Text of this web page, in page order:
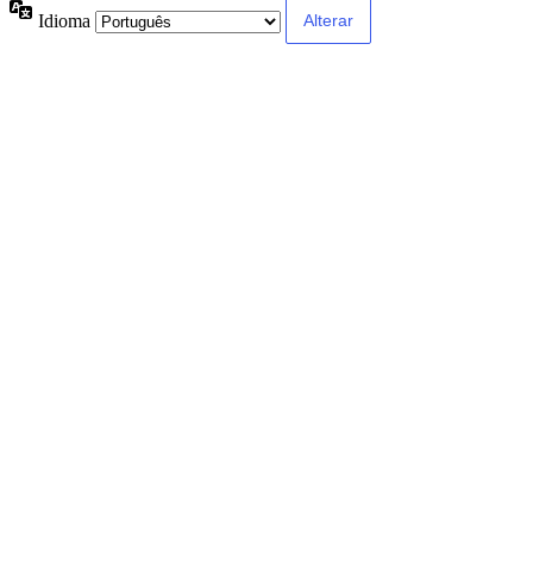
Idioma